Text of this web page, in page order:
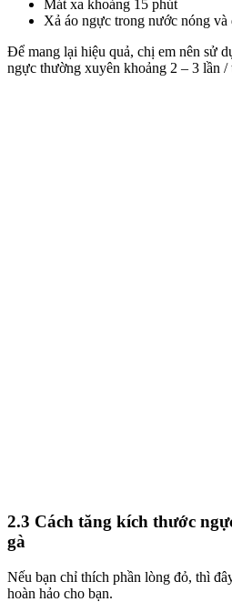
Mát xa khoảng 15 phút
Xả áo ngực trong nước nóng
Để mang lại hiệu quả, chị em nên sử
ngực thường xuyên khoảng 2 – 3 lần /
2.3 Cách tăng kích thước
gà
Nếu bạn chỉ thích phần lòng đỏ, thì
hoàn hảo cho bạn.